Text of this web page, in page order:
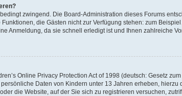
zwingend. Die Board-Administration dieses Forums
die Gästen nicht zur Verfügung stehen: zum
Anmeldung, da sie schnell erledigt ist und Ihnen zahlreiche
Online Privacy Protection Act of 1998 (deutsch: Gesetz
Daten von Kindern unter 13 Jahren erheben,
die Website, auf der Sie sich zu registrieren versuchen,